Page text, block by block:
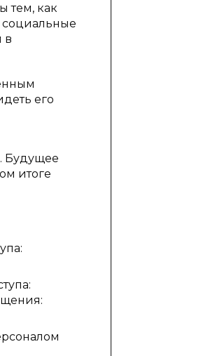
тем, как
в
его
Будущее
итоге